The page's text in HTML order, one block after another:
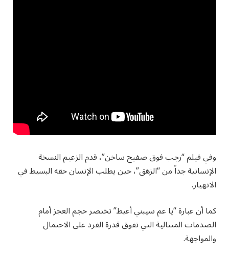
وفي فيلم “رجب فوق صفيح ساخن”، قدم الزعيم النسخة
الإنسانية جداً من “الزهق”، حين يطلب الإنسان حقه البسيط في
الانهيار.
كما أن عبارة “يا عم سيبني أعيط” تختصر حجم العجز أمام
الصدمات المتتالية التي تفوق قدرة الفرد على الاحتمال
والمواجهة.